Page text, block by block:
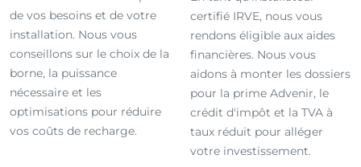
de vos besoins et de votre
installation. Nous vous
conseillons sur le choix de la
borne, la puissance
nécessaire et les
optimisations pour réduire
vos coûts de recharge.
certifié IRVE, nous vous
rendons éligible aux aides
financières. Nous vous
aidons à monter les dossiers
pour la prime Advenir, le
crédit d'impôt et la TVA à
taux réduit pour alléger
votre investissement.